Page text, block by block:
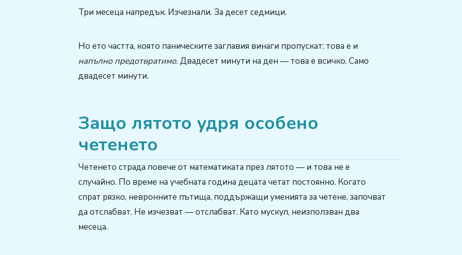
Три месеца напредък. Изчезнали. За десет седмици.
Но ето частта, която паническите заглавия винаги пропускат: това е и
напълно предотвратимо. Двадесет минути на ден — това е всичко. Само
двадесет минути.
Защо лятото удря особено
четенето
Четенето страда повече от математиката през лятото — и това не е
случайно. По време на учебната година децата четат постоянно. Когато
спрат рязко, невронните пътища, поддържащи уменията за четене, започват
да отслабват. Не изчезват — отслабват. Като мускул, неизползван два
месеца.